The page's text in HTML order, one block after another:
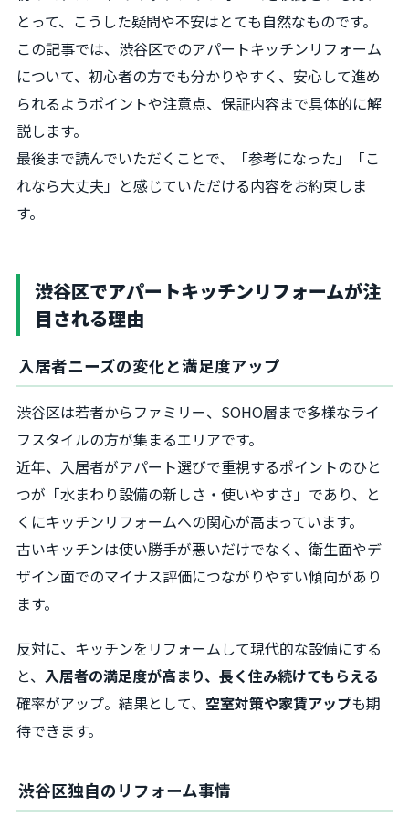
とって、こうした疑問や不安はとても自然なものです。
この記事では、渋谷区でのアパートキッチンリフォーム
について、初心者の方でも分かりやすく、安心して進め
られるようポイントや注意点、保証内容まで具体的に解
説します。
最後まで読んでいただくことで、「参考になった」「こ
れなら大丈夫」と感じていただける内容をお約束しま
す。
渋谷区でアパートキッチンリフォームが注
目される理由
入居者ニーズの変化と満足度アップ
渋谷区は若者からファミリー、SOHO層まで多様なライ
フスタイルの方が集まるエリアです。
近年、入居者がアパート選びで重視するポイントのひと
つが「水まわり設備の新しさ・使いやすさ」であり、と
くにキッチンリフォームへの関心が高まっています。
古いキッチンは使い勝手が悪いだけでなく、衛生面やデ
ザイン面でのマイナス評価につながりやすい傾向があり
ます。
反対に、キッチンをリフォームして現代的な設備にする
と、 入居者の満足度が高まり、長く住み続けてもらえる
確率がアップ。結果として、 空室対策や家賃アップも期
待できます。
渋谷区独自のリフォーム事情